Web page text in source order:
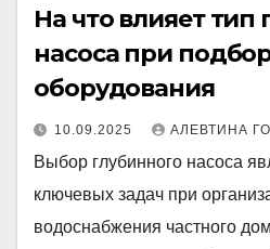
На что влияет тип
насоса при
оборудования
10.09.2025 АЛЕВТИНА
Выбор глубинного насоса
ключевых задач при
водоснабжения частного